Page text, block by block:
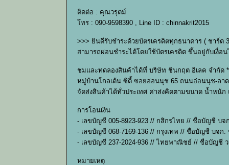
ติดต่อ : คุณวรุตม์
โทร : 090-9598390 , Line ID : chinnakrit2015
>>> ยินดีรับชำระด้วยบัตรเครดิตทุกธนาคาร ( ชาร์ต
สามารถผ่อนชำระได้โดยใช้บัตรเครดิต ขึ้นอยู่กับเงื่อ
ชมและทดลองสินค้าได้ที่ บริษัท ชินกฤต อิเลค จำกัด
หมู่บ้านโกลเด้น ซิตี้ ซอยอ่อนนุช 65 ถนนอ่อนนุช-ลาด
จัดส่งสินค้าได้ทั่วประเทศ ค่าส่งคิดตามขนาด น้ำหนัก
การโอนเงิน
- เลขบัญชี 005-8923-923 // กสิกรไทย // ชื่อบัญชี บจ
- เลขบัญชี 068-7169-136 // กรุงเทพ // ชื่อบัญชี บจก.
- เลขบัญชี 237-2024-936 // ไทยพาณิชย์ // ชื่อบัญชี
หมายเหตุ